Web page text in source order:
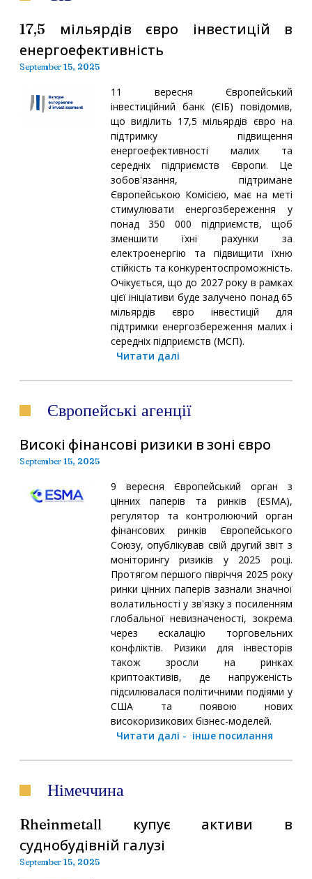
17,5 мільярдів євро інвестицій в
енергоефективність
September 15, 2025
11 вересня Європейський
інвестиційний банк (ЄІБ) повідомив,
що виділить 17,5 мільярдів євро на
підтримку підвищення
енергоефективності малих та
середніх підприємств Європи. Це
зобов'язання, підтримане
Європейською Комісією, має на меті
стимулювати енергозбереження у
понад 350 000 підприємств, щоб
зменшити їхні рахунки за
електроенергію та підвищити їхню
стійкість та конкурентоспроможність.
Очікується, що до 2027 року в рамках
цієї ініціативи буде залучено понад 65
мільярдів євро інвестицій для
підтримки енергозбереження малих і
середніх підприємств (МСП).
Читати далі
Європейські агенції
Високі фінансові ризики в зоні євро
September 15, 2025
9 вересня Європейський орган з
цінних паперів та ринків (ESMA),
регулятор та контролюючий орган
фінансових ринків Європейського
Союзу, опублікував свій другий звіт з
моніторингу ризиків у 2025 році.
Протягом першого півріччя 2025 року
ринки цінних паперів зазнали значної
волатильності у зв'язку з посиленням
глобальної невизначеності, зокрема
через ескалацію торговельних
конфліктів. Ризики для інвесторів
також зросли на ринках
криптоактивів, де напруженість
підсилювалася політичними подіями у
США та появою нових
високоризикових бізнес-моделей.
Читати далі - інше посилання
Німеччина
Rheinmetall купує активи в
суднобудівній галузі
September 15, 2025